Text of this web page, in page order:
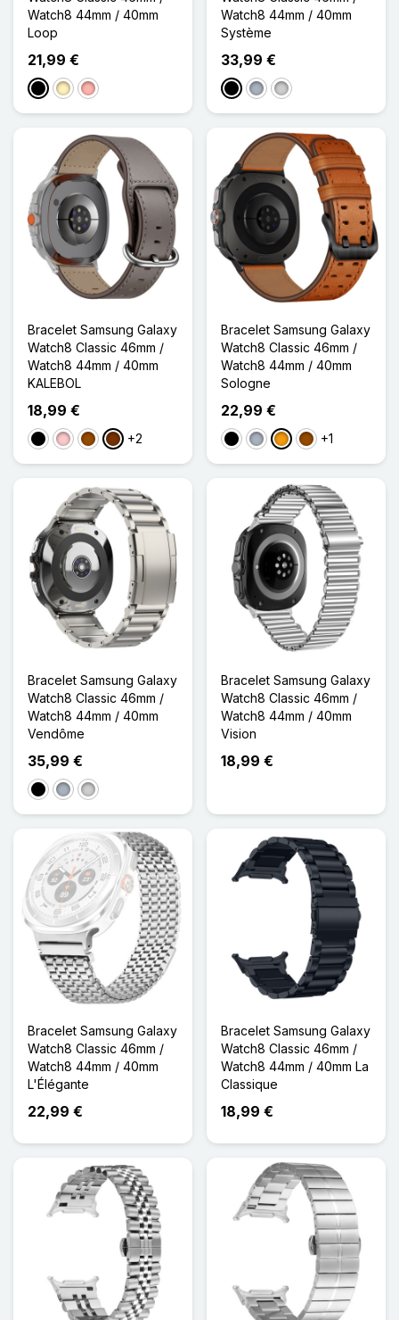
Watch8 44mm / 40mm
Loop
21,99 €
NoirDoréOr Rose
Watch8 44mm / 40mm
Système
33,99 €
NoirGris Argenté
Bracelet Samsung Galaxy
Watch8 Classic 46mm /
Watch8 44mm / 40mm
KALEBOL
18,99 €
NoirRoseMarron
Café+2
Bracelet Samsung Galaxy
Watch8 Classic 46mm /
Watch8 44mm / 40mm
Sologne
22,99 €
NoirGris OrangeMarron
+1
Bracelet Samsung Galaxy
Watch8 Classic 46mm /
Watch8 44mm / 40mm
Vendôme
35,99 €
NoirGris Argenté
Bracelet Samsung Galaxy
Watch8 Classic 46mm /
Watch8 44mm / 40mm
Vision
18,99 €
Bracelet Samsung Galaxy
Watch8 Classic 46mm /
Watch8 44mm / 40mm
L'Élégante
22,99 €
Bracelet Samsung Galaxy
Watch8 Classic 46mm /
Watch8 44mm / 40mm La
Classique
18,99 €